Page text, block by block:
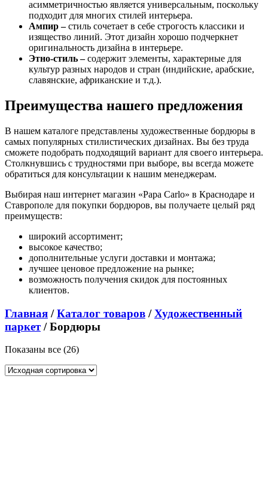
асимметричностью является универсальным, поскольку
подходит для многих стилей интерьера.
Ампир –стиль сочетает в себе строгость классики и
изящество линий. Этот дизайн хорошо подчеркнет
оригинальность дизайна в интерьере.
Этно-стиль –содержит элементы, характерные для
культур разных народов и стран (индийские, арабские,
славянские, африканские и т.д.).
Преимущества нашего предложения
В нашем каталоге представлены художественные бордюры в
самых популярных стилистических дизайнах. Вы без труда
сможете подобрать подходящий вариант для своего интерьера.
Столкнувшись с трудностями при выборе, вы всегда можете
обратиться для консультации к нашим менеджерам.
Выбирая наш интернет магазин «Papa Carlo» в Краснодаре и
Ставрополе для покупки бордюров, вы получаете целый ряд
преимуществ:
широкий ассортимент;
высокое качество;
дополнительные услуги доставки и монтажа;
лучшее ценовое предложение на рынке;
возможность получения скидок для постоянных
клиентов.
Главная /Каталог товаров /Художественный
паркет/ Бордюры
Показаны все (26)